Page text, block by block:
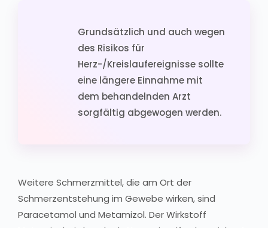
Grundsätzlich und auch wegen
des Risikos für
Herz-/Kreislaufereignisse sollte
eine längere Einnahme mit
dem behandelnden Arzt
sorgfältig abgewogen werden.
Weitere Schmerzmittel, die am Ort der
Schmerzentstehung im Gewebe wirken, sind
Paracetamol und Metamizol. Der Wirkstoff